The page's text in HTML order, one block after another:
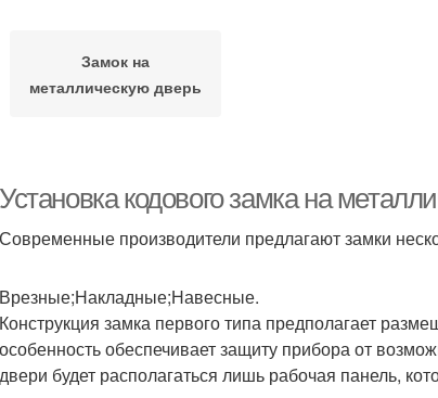
Замок на
металлическую дверь
Установка кодового замка на
Современные производители предлагают замки
Врезные;Накладные;Навесные.
Конструкция замка первого типа предполагает
особенность обеспечивает защиту прибора от
двери будет располагаться лишь рабочая панель,